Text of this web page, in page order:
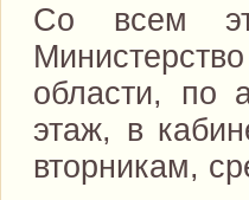
Со всем
области, по
этаж, в
вторникам,